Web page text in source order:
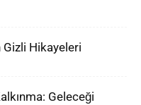
Gizli Hikayeleri
Geleceği